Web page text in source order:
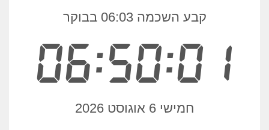
06:50:01
קבע השכמה 06:03 בבוקר
חמישי 6 אוגוסט 2026